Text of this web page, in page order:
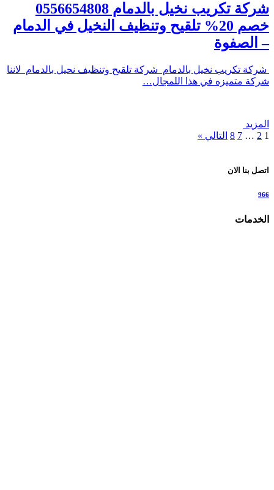
شركة تكريب نخيل بالدمام 0556654808
خصم 20% تلقيح وتنظيف النخيل في الدمام
– الصفوة
شركة تكريب نخيل بالدمام شركة تلقيح وتنظيف نحيل بالدمام لاننا
شركة متميزه في هذا اللمجال…
المزيد
1
2
…
7
8 التالي »
اتصل بنا الان
966
الخدمات